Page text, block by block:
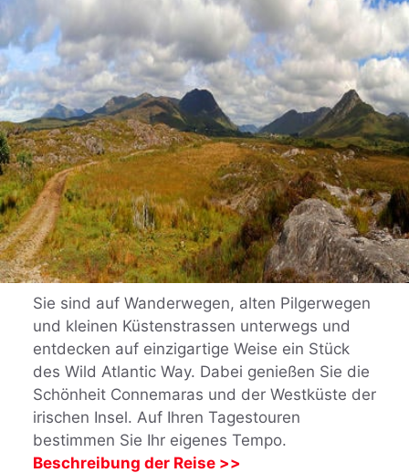
Sie sind auf Wanderwegen, alten Pilgerwegen
und kleinen Küstenstrassen unterwegs und
entdecken auf einzigartige Weise ein Stück
des Wild Atlantic Way. Dabei genießen Sie die
Schönheit Connemaras und der Westküste der
irischen Insel. Auf Ihren Tagestouren
bestimmen Sie Ihr eigenes Tempo.
Beschreibung der Reise >>